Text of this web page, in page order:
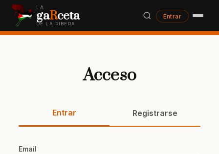
LA
gaRceta
DE LA RIBERA
Entrar
Acceso
Entrar Registrarse
Email